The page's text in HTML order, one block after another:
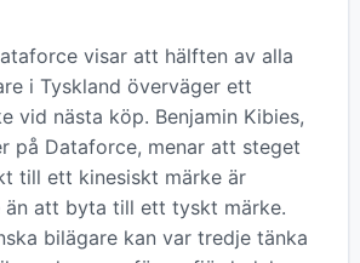
visar att hälften av alla
i Tyskland överväger ett
vid nästa köp. Benjamin Kibies,
på Dataforce, menar att steget
till ett kinesiskt märke är
att byta till ett tyskt märke.
bilägare kan var tredje tänka